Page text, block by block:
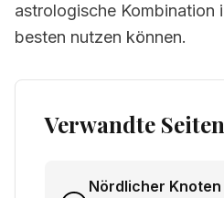
astrologische Kombination
besten nutzen können.
Verwandte Seiten
Nördlicher Knoten